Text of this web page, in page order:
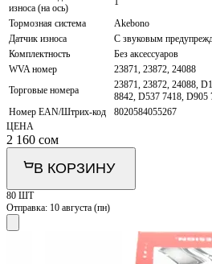
износа (на ось)
Тормозная система
Akebono
Датчик износа
С звуковым
Комплектность
Без аксессуаров
WVA номер
23871, 23872, 24088
Торговые номера
23871, 23872, 24088,
8842, D537 7418, D905
Номер EAN/Штрих-код
8020584055267
ЦЕНА
2 160 сом
В КОРЗИНУ
80 ШТ
Отправка: 10 августа (пн)